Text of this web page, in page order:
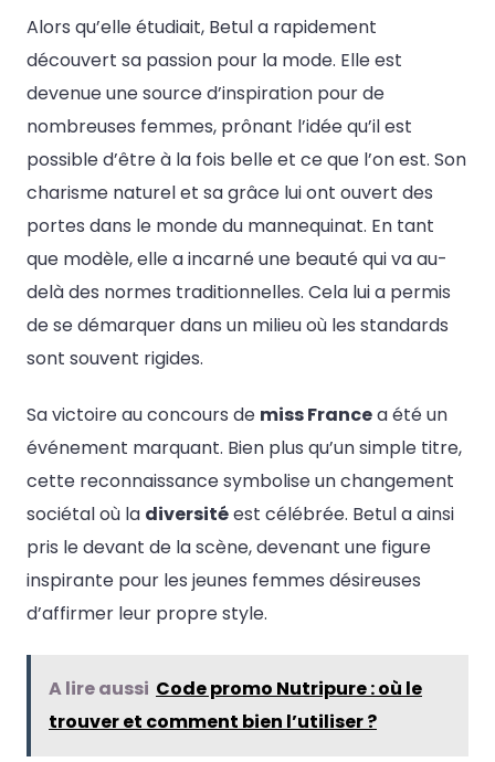
Alors qu’elle étudiait, Betul a rapidement
découvert sa passion pour la mode. Elle est
devenue une source d’inspiration pour de
nombreuses femmes, prônant l’idée qu’il est
possible d’être à la fois belle et ce que l’on est. Son
charisme naturel et sa grâce lui ont ouvert des
portes dans le monde du mannequinat. En tant
que modèle, elle a incarné une beauté qui va au-
delà des normes traditionnelles. Cela lui a permis
de se démarquer dans un milieu où les standards
sont souvent rigides.
Sa victoire au concours de miss Francea été un
événement marquant. Bien plus qu’un simple titre,
cette reconnaissance symbolise un changement
sociétal où la diversitéest célébrée. Betul a ainsi
pris le devant de la scène, devenant une figure
inspirante pour les jeunes femmes désireuses
d’affirmer leur propre style.
A lire aussi Code promo Nutripure : où le
trouver et comment bien l’utiliser ?